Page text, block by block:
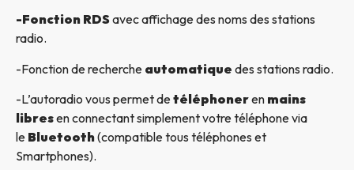
-Fonction RDSavec affichage des noms des stations
radio.
-Fonction de recherche automatique des stations radio.
-L’autoradio vous permet detéléphoneren mains
libresen connectant simplement votre téléphone via
le Bluetooth(compatible tous téléphones et
Smartphones).